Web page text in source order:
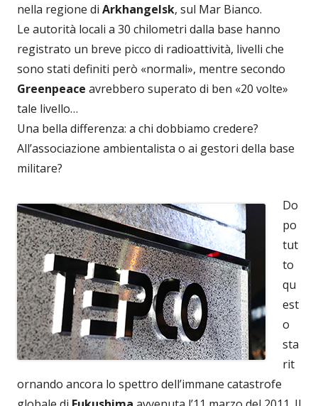
nella regione di Arkhangelsk, sul Mar Bianco.
Le autorità locali a 30 chilometri dalla base hanno
registrato un breve picco di radioattività, livelli che
sono stati definiti però «normali», mentre secondo
Greenpeace avrebbero superato di ben «20 volte»
tale livello…
Una bella differenza: a chi dobbiamo credere?
All’associazione ambientalista o ai gestori della base
militare?
Do
po
tut
to
qu
est
o
sta
rit
ornando ancora lo spettro dell’immane catastrofe